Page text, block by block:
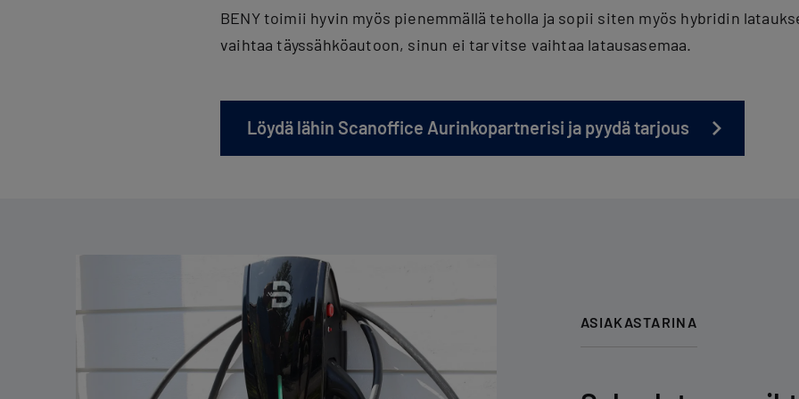
BENY toimii hyvin myös pienemmällä teholla ja sopii siten myös hybridin
vaihtaa täyssähköautoon, sinun ei tarvitse vaihtaa latausasemaa.
Löydä lähin Scanoffice Aurinkopartnerisi ja pyydä tarjous
ASIAKASTARINA